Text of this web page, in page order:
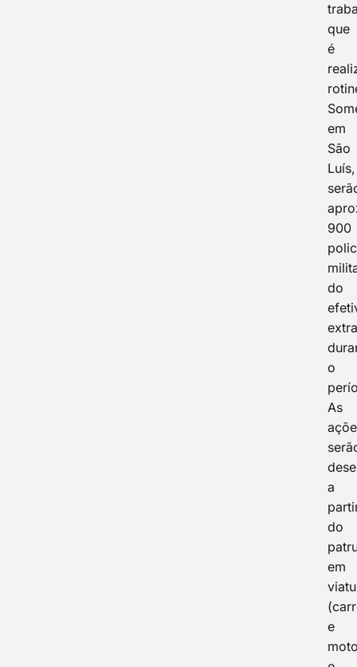
que
é
em
São
Luís,
900
do
o
As
a
do
em
e